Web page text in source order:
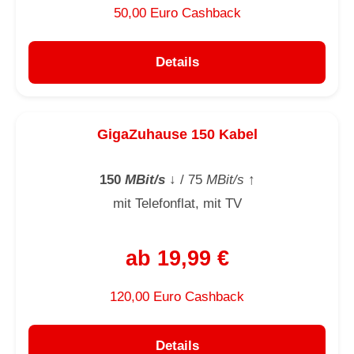
50,00 Euro Cashback
Details
GigaZuhause 150 Kabel
150MBit/s↓ / 75MBit/s ↑
mit Telefonflat, mit TV
ab 19,99 €
120,00 Euro Cashback
Details